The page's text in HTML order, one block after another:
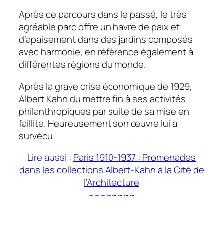
Après ce parcours dans le passé, le très
agréable parc offre un havre de paix et
d’apaisement dans des jardins composés
avec harmonie, en référence également à
différentes régions du monde.
Après la grave crise économique de 1929,
Albert Kahn du mettre fin à ses activités
philanthropiques par suite de sa mise en
faillite. Heureusement son œuvre lui a
survécu.
Lire aussi : Paris 1910-1937 : Promenades
dans les collections Albert-Kahn à la Cité de
l’Architecture
~~~~~~~~